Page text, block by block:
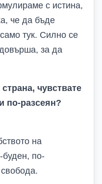
с истина,
че да бъде
тук. Силно се
за да
чувствате
по-разсеян?
на
буден, по-